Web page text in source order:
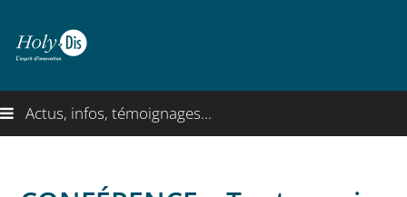
Actus, infos, témoignages...